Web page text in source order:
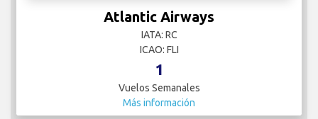
Atlantic Airways
IATA: RC
ICAO: FLI
1
Vuelos Semanales
Más información